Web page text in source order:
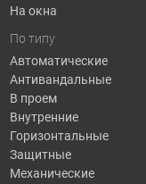
На окна
По типу
Автоматические
Антивандальные
В проем
Внутренние
Горизонтальные
Защитные
Механические